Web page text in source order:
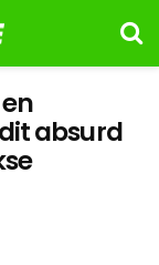
absurd